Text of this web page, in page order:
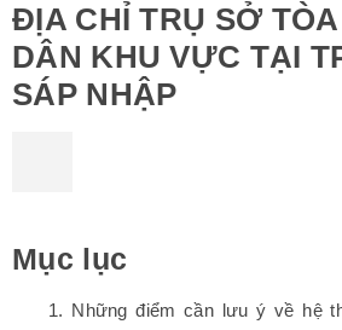
ĐỊA CHỈ TRỤ SỞ
DÂN KHU VỰC TẠI
SÁP NHẬP
Mục lục
1. Những điểm cần lưu ý về hệ